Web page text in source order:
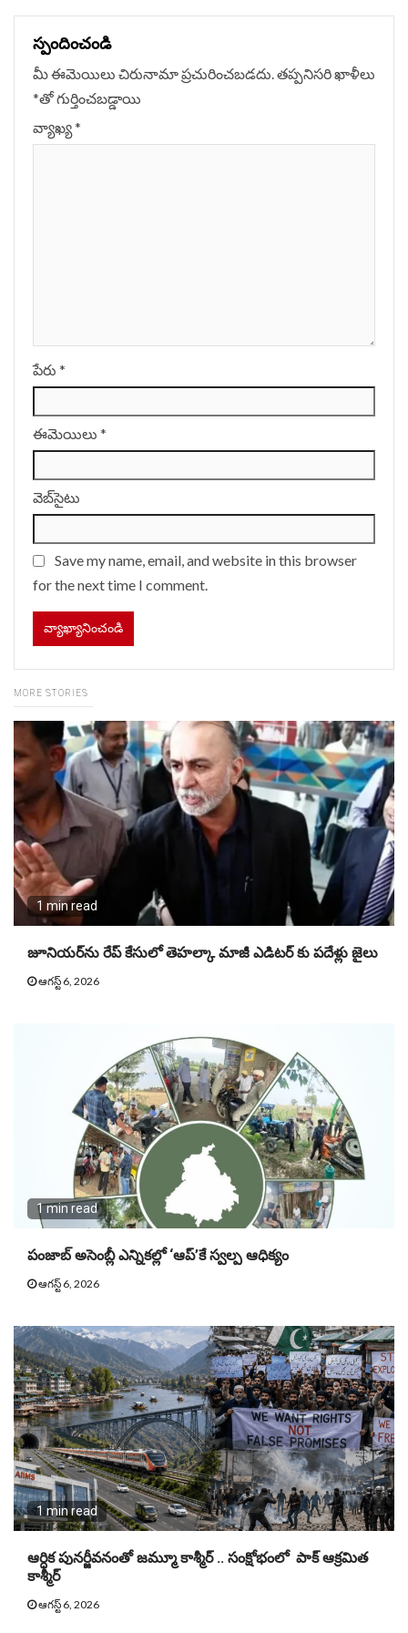
స్పందించండి
మీ ఈమెయిలు చిరునామా ప్రచురించబడదు.తప్పనిసరి ఖాళీలు
*‌తో గుర్తించబడ్డాయి
వ్యాఖ్య*
పేరు *
ఈమెయిలు *
వెబ్‌సైటు
Save my name, email, and website in this browser
for the next time I comment.
MORE STORIES
1 min read
జూనియ‌ర్‌ను రేప్ కేసులో తెహ‌ల్కా మాజీ ఎడిట‌ర్ కు పదేళ్లు జైలు
ఆగస్ట్ 6, 2026
1 min read
పంజాబ్ అసెంబ్లీ ఎన్నికల్లో ‘ఆప్’కే స్వల్ప ఆధిక్యం
ఆగస్ట్ 6, 2026
1 min read
ఆర్ధిక పునర్జీవనంతో జమ్మూ కాశ్మీర్ .. సంక్షోభంలో పాక్ ఆక్రమిత
కాశ్మీర్
ఆగస్ట్ 6, 2026